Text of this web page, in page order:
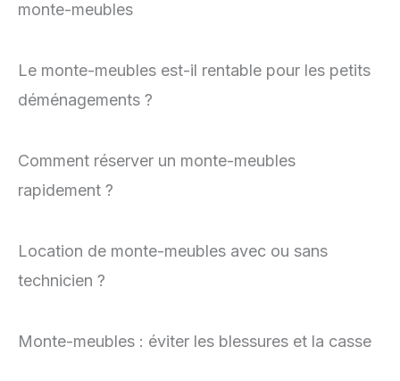
monte-meubles
Le monte-meubles est-il rentable pour les petits
déménagements ?
Comment réserver un monte-meubles
rapidement ?
Location de monte-meubles avec ou sans
technicien ?
Monte-meubles : éviter les blessures et la casse